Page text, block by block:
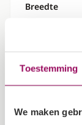
Toestemming
We maken
Breedte
Hoogte